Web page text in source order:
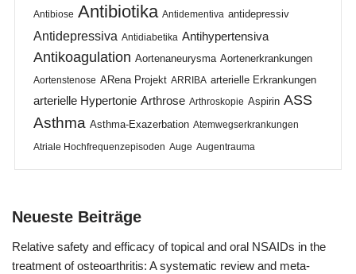
Antibiose Antibiotika Antidementiva antidepressiv
Antidepressiva Antidiabetika Antihypertensiva
Antikoagulation Aortenaneurysma Aortenerkrankungen
Aortenstenose ARena Projekt ARRIBA arterielle Erkrankungen
arterielle Hypertonie Arthrose Arthroskopie Aspirin ASS
Asthma Asthma-Exazerbation Atemwegserkrankungen
Atriale Hochfrequenzepisoden Auge Augentrauma
Neueste Beiträge
Relative safety and efficacy of topical and oral NSAIDs in the
treatment of osteoarthritis: A systematic review and meta-